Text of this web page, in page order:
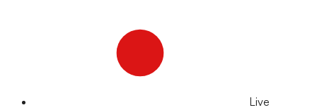
Live